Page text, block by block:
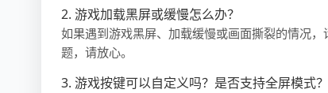
2. 游戏加载黑屏或缓慢怎么办？
如果遇到游戏黑屏、加载缓慢或画面撕裂的情况
题，请放心。
3. 游戏按键可以自定义吗？是否支持全屏模式？